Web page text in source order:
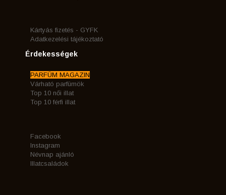
Kártyás fizetés - GYFK
Adatkezelési tájékoztató
Érdekességek
PARFÜM MAGAZIN
Várható parfümök
Top 10 női illat
Top 10 férfi illat
Facebook
Instagram
Névnap ajánló
Illatcsaládok